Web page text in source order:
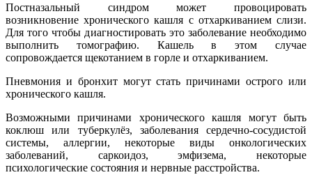
Постназальный синдром может провоцировать
возникновение хронического кашля с отхаркиванием слизи.
Для того чтобы диагностировать это заболевание необходимо
выполнить томографию. Кашель в этом случае
сопровождается щекотанием в горле и отхаркиванием.
Пневмония и бронхит могут стать причинами острого или
хронического кашля.
Возможными причинами хронического кашля могут быть
коклюш или туберкулёз, заболевания сердечно-сосудистой
системы, аллергии, некоторые виды онкологических
заболеваний, саркоидоз, эмфизема, некоторые
психологические состояния и нервные расстройства.